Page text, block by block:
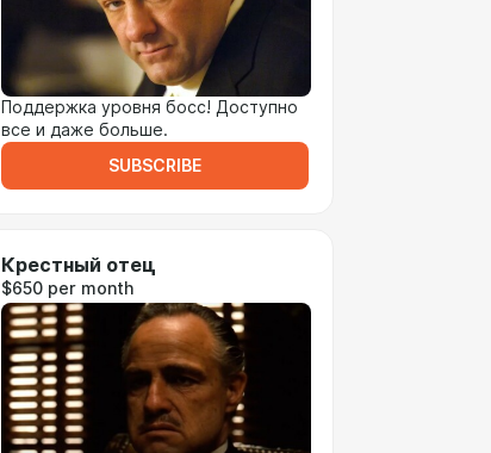
Поддержка уровня босс! Доступно
все и даже больше.
SUBSCRIBE
Крестный отец
$650 per month